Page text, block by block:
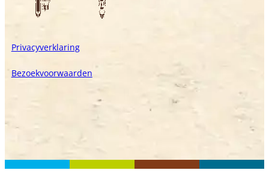
Privacyverklaring
Bezoekvoorwaarden